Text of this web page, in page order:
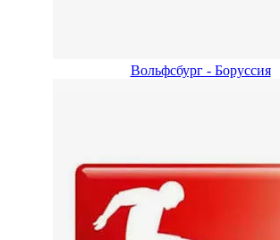
Вольфсбург - Боруссия